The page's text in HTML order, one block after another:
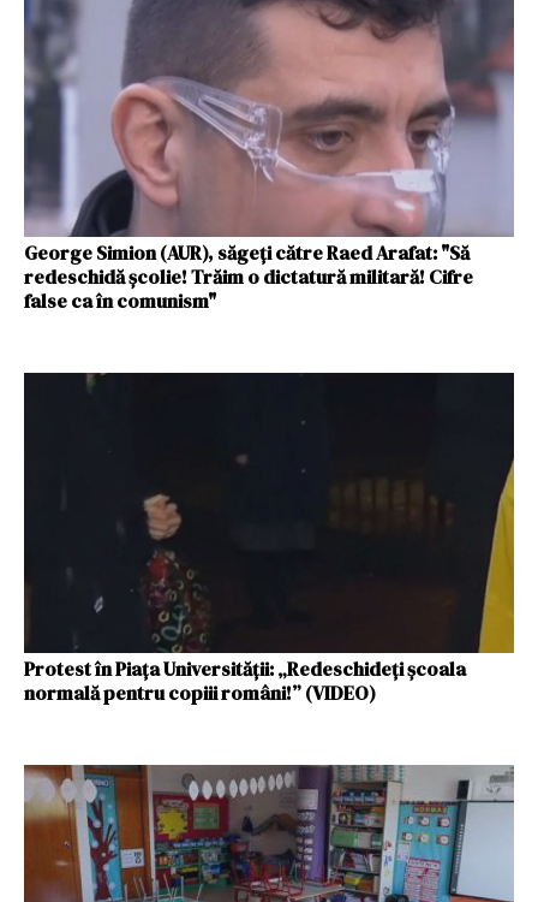
George Simion (AUR), săgeţi către Raed Arafat: "Să
redeschidă şcolie! Trăim o dictatură militară! Cifre
false ca în comunism"
Protest în Piața Universității: „Redeschideți școala
normală pentru copiii români!” (VIDEO)